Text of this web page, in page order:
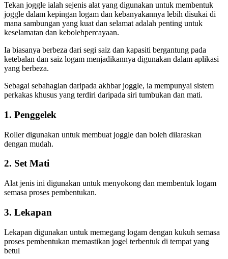
Tekan joggle ialah sejenis alat yang digunakan untuk membentuk
joggle dalam kepingan logam dan kebanyakannya lebih disukai di
mana sambungan yang kuat dan selamat adalah penting untuk
keselamatan dan kebolehpercayaan.
Ia biasanya berbeza dari segi saiz dan kapasiti bergantung pada
ketebalan dan saiz logam menjadikannya digunakan dalam aplikasi
yang berbeza.
Sebagai sebahagian daripada akhbar joggle, ia mempunyai sistem
perkakas khusus yang terdiri daripada siri tumbukan dan mati.
1. Penggelek
Roller digunakan untuk membuat joggle dan boleh dilaraskan
dengan mudah.
2. Set Mati
Alat jenis ini digunakan untuk menyokong dan membentuk logam
semasa proses pembentukan.
3. Lekapan
Lekapan digunakan untuk memegang logam dengan kukuh semasa
proses pembentukan memastikan jogel terbentuk di tempat yang
betul